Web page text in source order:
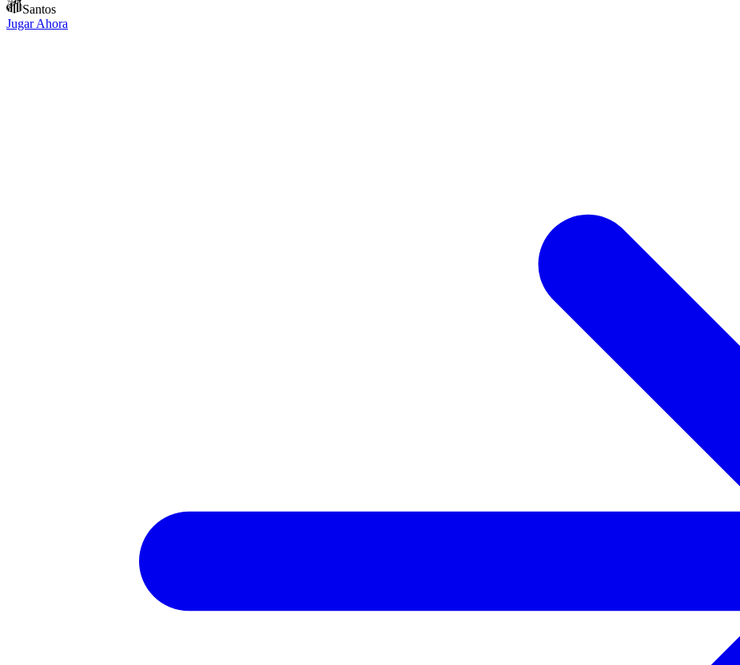
Santos
Jugar Ahora